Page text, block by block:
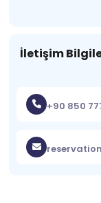
İletişim
+90 850